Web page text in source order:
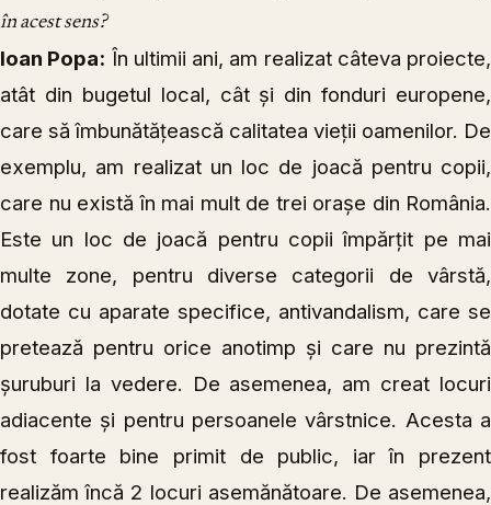
în acest sens?
Ioan Popa: În ultimii ani, am realizat câteva proiecte,
atât din bugetul local, cât și din fonduri europene,
care să îmbunătățească calitatea vieții oamenilor. De
exemplu, am realizat un loc de joacă pentru copii,
care nu există în mai mult de trei orașe din România.
Este un loc de joacă pentru copii împărțit pe mai
multe zone, pentru diverse categorii de vârstă,
dotate cu aparate specifice, antivandalism, care se
pretează pentru orice anotimp și care nu prezintă
șuruburi la vedere. De asemenea, am creat locuri
adiacente și pentru persoanele vârstnice. Acesta a
fost foarte bine primit de public, iar în prezent
realizăm încă 2 locuri asemănătoare. De asemenea,